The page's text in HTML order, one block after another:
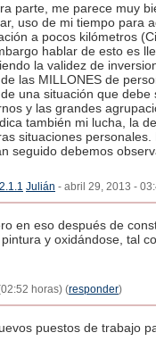
parte, me parece muy
uso de mi tiempo para
a pocos kilómetros
hablar de esto es
la validez de
las MILLONES de
una situación que
y las grandes
también mi lucha, la
situaciones
seguido debemos
Julián - abril 29, 2013 -
en eso después de
y oxidándose, tal
horas) (responder)
puestos de trabajo